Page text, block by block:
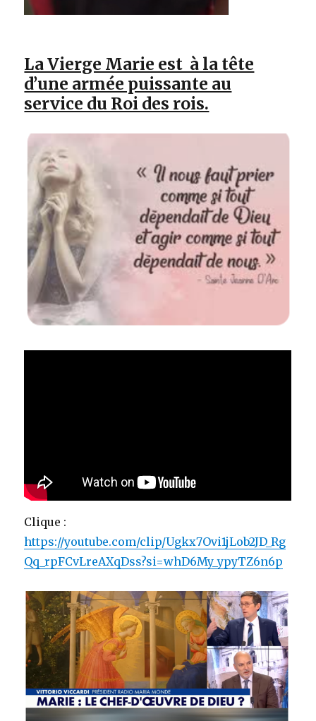
La Vierge Marie est à la tête
d’une armée puissante au
service du Roi des rois.
Clique :
https://youtube.com/clip/Ugkx7Ovi1jLob2JD_Rg
Qq_rpFCvLreAXqDss?si=whD6My_ypyTZ6n6p